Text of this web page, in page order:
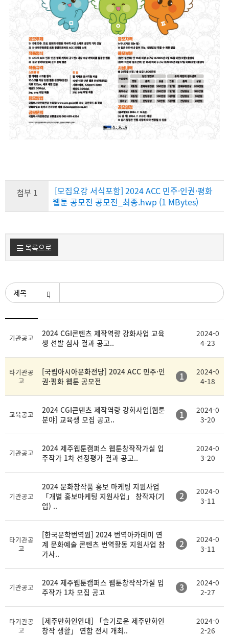
첨부 1
[모집요강 서식포함] 2024 ACC 민주·인권·평화
웹툰 공모전 공모전_최종.hwp (1 MBytes)
목록으로
검색조건
제 첨 록
기관공고
2024 CGI콘텐츠 제작역량 강화사업 교육
생 선발 심사 결과 공고..
2024-0
4-23
타기관공
고
[국립아시아문화전당] 2024 ACC 민주·인
권·평화 웹툰 공모전
1
2024-0
4-18
교육공고
2024 CGI콘텐츠 제작역량 강화사업[웹툰
분야] 교육생 모집 공고..
1
2024-0
3-20
기관공고
2024 제주웹툰캠퍼스 웹툰창작작가실 입
주작가 1차 선정평가 결과 공고..
2024-0
3-20
기관공고
2024 문화창작품 홍보 마케팅 지원사업
「개별 홍보마케팅 지원사업」 창작자(기
업) ..
2
2024-0
3-11
타기관공
고
[한국문학번역원] 2024 번역아카데미 연
계 문화예술 콘텐츠 번역활동 지원사업 참
가사..
2
2024-0
3-11
기관공고
2024 제주웹툰캠퍼스 웹툰창작작가실 입
주작가 1차 모집 공고
3
2024-0
2-27
타기관공
고
[제주만화인연대] 「슬기로운 제주만화인
창작 생활」 연합 전시 개최..
2024-0
2-26